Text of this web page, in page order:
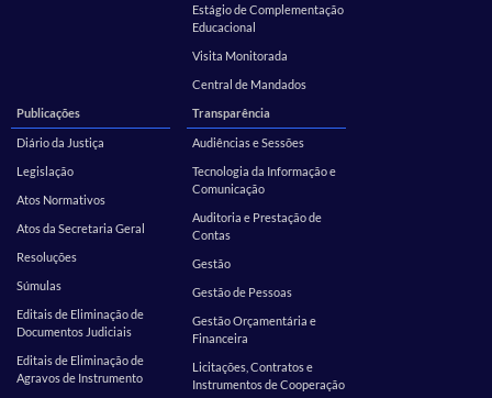
Estágio de Complementação
Educacional
Visita Monitorada
Central de Mandados
Publicações
Diário da Justiça
Legislação
Atos Normativos
Atos da Secretaria Geral
Resoluções
Súmulas
Editais de Eliminação de
Documentos Judiciais
Editais de Eliminação de
Agravos de Instrumento
Transparência
Audiências e Sessões
Tecnologia da Informação e
Comunicação
Auditoria e Prestação de
Contas
Gestão
Gestão de Pessoas
Gestão Orçamentária e
Financeira
Licitações, Contratos e
Instrumentos de Cooperação